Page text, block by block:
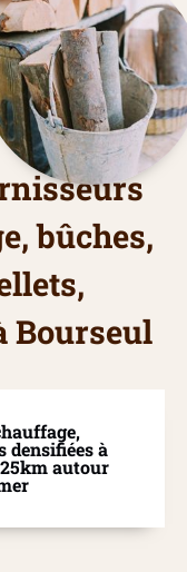
bûches,
Bourseul
densifiées à
autour